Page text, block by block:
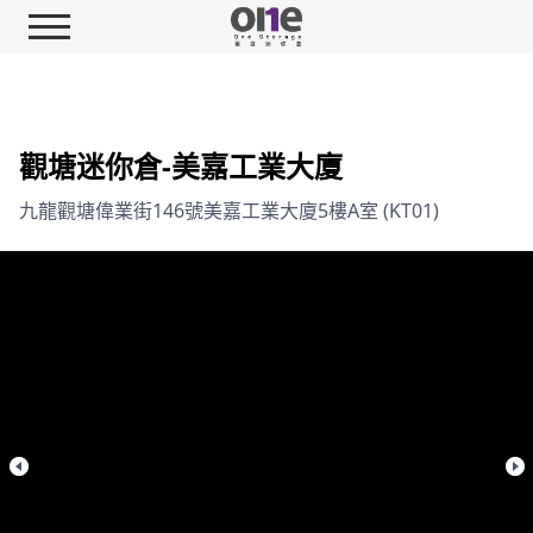
觀塘迷你倉-美嘉工業大廈
九龍觀塘偉業街146號美嘉工業大廈5樓A室 (KT01)